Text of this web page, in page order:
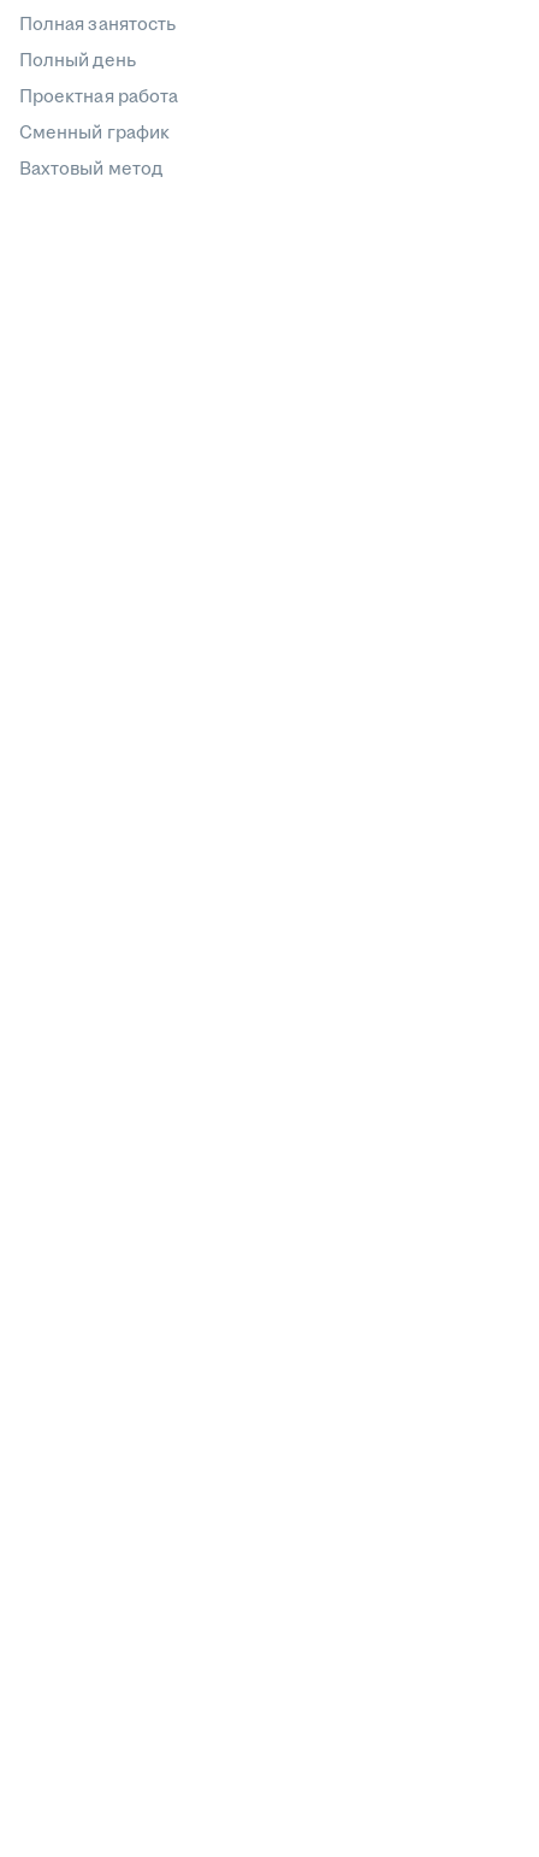
Полная занятость
Полный день
Проектная работа
Сменный график
Вахтовый метод